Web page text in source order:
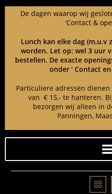
De dagen waarop wij
‘Contact &
Lunch kan elke dag
worden. Let op: wel 3 uur
bestellen. De exacte
onder ‘ Contact
Particuliere adressen
van € 15,- te hanteren.
bezorgen wij alleen in
Panningen,